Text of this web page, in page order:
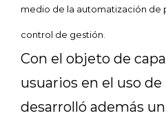
medio de la automatización de
control de gestión.
Con el objeto de
usuarios en el uso
desarrolló además